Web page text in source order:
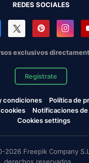
REDES SOCIALES
exclusivos
Regístrate
condiciones
Política de
Notificaciones
Cookies settings
Freepik Company